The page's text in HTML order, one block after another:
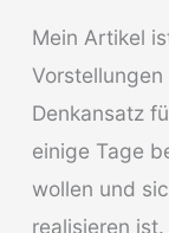
Mein Artikel
Denkansatz
einige Tage
wollen und
realisieren